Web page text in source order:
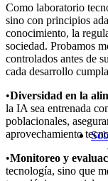
Como laboratorio
sino con principios
conocimiento, la
sociedad. Probamos
controlados antes de
cada desarrollo
•Diversidad en la
la IA sea entrenada
poblacionales,
aprovechamiento
•Monitoreo y
tecnología, sino que